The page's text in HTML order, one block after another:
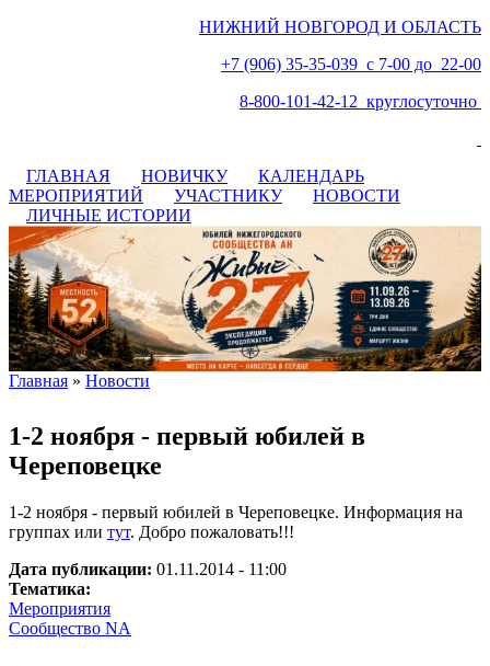
НИЖНИЙ НОВГОРОД И ОБЛАСТЬ
+7 (906) 35-35-039 с 7-00 до 22-00
8-800-101-42-12 круглосуточно
ГЛАВНАЯ НОВИЧКУ
КАЛЕНДАРЬ
МЕРОПРИЯТИЙ
УЧАСТНИКУ
НОВОСТИ
ЛИЧНЫЕ ИСТОРИИ
Главная » Новости
1-2 ноября - первый юбилей в
Череповецке
1-2 ноября - первый юбилей в Череповецке. Информация на
группах или тут. Добро пожаловать!!!
Дата публикации: 01.11.2014 - 11:00
Тематика:
Мероприятия
Сообщество NA